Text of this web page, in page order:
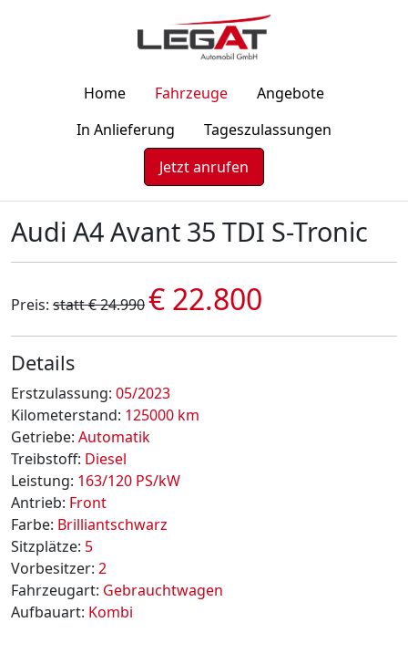
Home Fahrzeuge
Angebote
In Anlieferung
Tageszulassungen
Jetzt anrufen
Audi A4 Avant 35 TDI S-Tronic
Preis: statt € 24.990€ 22.800
Details
Erstzulassung: 05/2023
Kilometerstand: 125000 km
Getriebe: Automatik
Treibstoff: Diesel
Leistung: 163/120 PS/kW
Antrieb: Front
Farbe: Brilliantschwarz
Sitzplätze: 5
Vorbesitzer: 2
Fahrzeugart: Gebrauchtwagen
Aufbauart: Kombi